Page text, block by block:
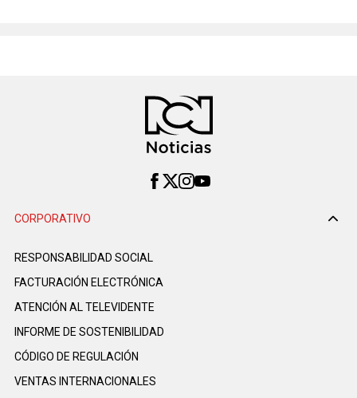
CORPORATIVO
RESPONSABILIDAD SOCIAL
FACTURACIÓN ELECTRÓNICA
ATENCIÓN AL TELEVIDENTE
INFORME DE SOSTENIBILIDAD
CÓDIGO DE REGULACIÓN
VENTAS INTERNACIONALES